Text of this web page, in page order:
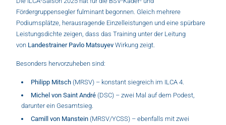
Fördergruppensegler fulminant begonnen. Gleich mehrere
Podiumsplätze, herausragende Einzelleistungen und eine spürbare
Leistungsdichte zeigen, dass das Training unter der Leitung
von Landestrainer Pavlo Matsuyev Wirkung zeigt.
Besonders hervorzuheben sind:
Philipp Mitsch(MRSV) – konstant siegreich im ILCA 4.
Michel von Saint André(DSC) – zwei Mal auf dem Podest,
darunter ein Gesamtsieg.
Camill von Manstein(MRSV/YCSS) – ebenfalls mit zwei